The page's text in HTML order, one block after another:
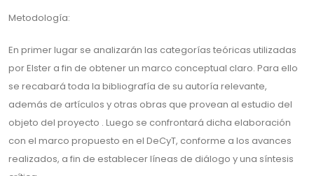
Metodología:
En primer lugar se analizarán las categorías teóricas utilizadas
por Elster a fin de obtener un marco conceptual claro. Para ello
se recabará toda la bibliografía de su autoría relevante,
además de artículos y otras obras que provean al estudio del
objeto del proyecto . Luego se confrontará dicha elaboración
con el marco propuesto en el DeCyT, conforme a los avances
realizados, a fin de establecer líneas de diálogo y una síntesis